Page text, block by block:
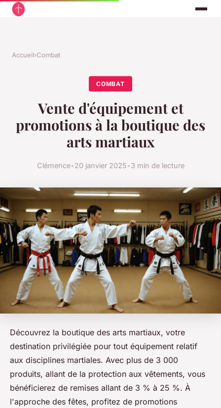
Accueil›Combat
COMBAT
Vente d'équipement et
promotions à la boutique des
arts martiaux
Clémence•20 janvier 2025•3 min de lecture
Découvrez la boutique des arts martiaux, votre
destination privilégiée pour tout équipement relatif
aux disciplines martiales. Avec plus de 3 000
produits, allant de la protection aux vêtements, vous
bénéficierez de remises allant de 3 % à 25 %. À
l'approche des fêtes, profitez de promotions